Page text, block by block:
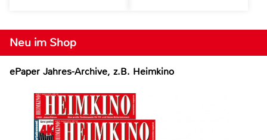
Neu im Shop
ePaper Jahres-Archive, z.B. Heimkino